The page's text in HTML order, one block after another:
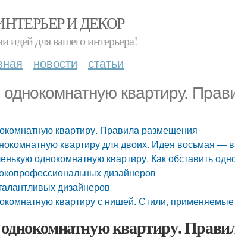
И ДЕКОР
идей для вашего интерьера!
новости статьи
однокомнатную квартиру.
квартиру. Правила размещения
квартиру для двоих. Идея восьмая —
однокомнатную квартиру. Как обставить
дизайнеров
дизайнеров
квартиру с нишей. Стили,
квартиру.